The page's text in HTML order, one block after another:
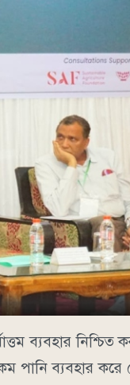
ব্যবহার নিশ্চিত
পানি ব্যবহার করে